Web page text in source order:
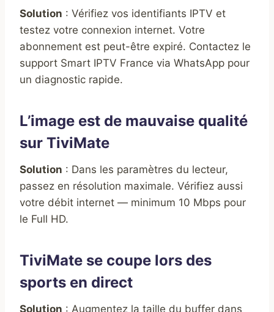
Solution : Vérifiez vos identifiants IPTV et
testez votre connexion internet. Votre
abonnement est peut-être expiré. Contactez le
support Smart IPTV France via WhatsApp pour
un diagnostic rapide.
L’image est de mauvaise qualité
sur TiviMate
Solution : Dans les paramètres du lecteur,
passez en résolution maximale. Vérifiez aussi
votre débit internet — minimum 10 Mbps pour
le Full HD.
TiviMate se coupe lors des
sports en direct
Solution : Augmentez la taille du buffer dans